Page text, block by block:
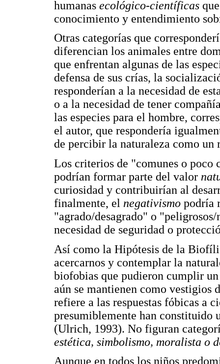
humanas ecológico-científicas
conocimiento y entendimiento
Otras categorías que
diferencian los animales entre
que enfrentan algunas de las
defensa de sus crías, la
responderían a la necesidad de
o a la necesidad de tener
las especies para el hombre,
el autor, que respondería
de percibir la naturaleza como un
Los criterios de "comunes o poco
podrían formar parte del valor
curiosidad y contribuirían al
finalmente, el negativismo podría
"agrado/desagrado" o
necesidad de seguridad o
Así como la Hipótesis de la
acercarnos y contemplar la
biofobias que pudieron cumplir
aún se mantienen como vestigios
refiere a las respuestas fóbicas a
presumiblemente han constituido
(Ulrich, 1993). No figuran
estética, simbolismo, moralista o
Aunque en todos los niños